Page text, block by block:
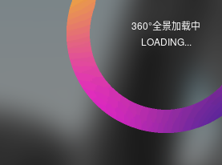
360°全景加载中
LOADING...